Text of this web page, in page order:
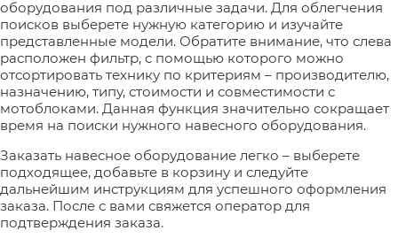
оборудования под различные задачи. Для облегчения
поисков выберете нужную категорию и изучайте
представленные модели. Обратите внимание, что слева
расположен фильтр, с помощью которого можно
отсортировать технику по критериям – производителю,
назначению, типу, стоимости и совместимости с
мотоблоками. Данная функция значительно сокращает
время на поиски нужного навесного оборудования.
Заказать навесное оборудование легко – выберете
подходящее, добавьте в корзину и следуйте
дальнейшим инструкциям для успешного оформления
заказа. После с вами свяжется оператор для
подтверждения заказа.